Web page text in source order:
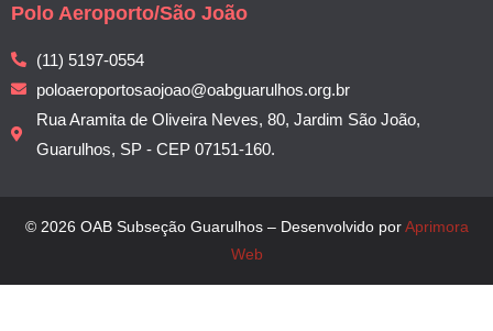
Polo Aeroporto/São João
(11) 5197-0554
poloaeroportosaojoao@oabguarulhos.org.br
Rua Aramita de Oliveira Neves, 80, Jardim São João,
Guarulhos, SP - CEP 07151-160.
© 2026 OAB Subseção Guarulhos – Desenvolvido porAprimora
Web